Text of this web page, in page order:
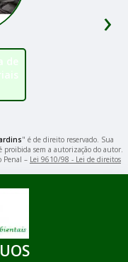
de
›
" é de direito reservado. Sua
sem a autorização do autor.
Penal – Lei 9610/98 - Lei de direitos